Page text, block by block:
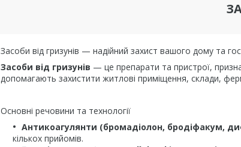
Засоби від гризунів — надійний захист вашого дому та
Засоби від гризунів — це препарати та пристрої,
допомагають захистити житлові приміщення, склади,
Основні речовини та технології
Антикоагулянти (бромадіолон, бродіфакум,
кількох прийомів.